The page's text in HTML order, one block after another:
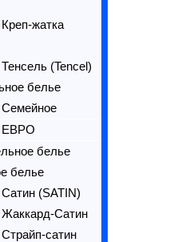
жатка
(Tencel)
белье
Семейное
ЕВРО
белье
белье
(SATIN)
Сатин
сатин